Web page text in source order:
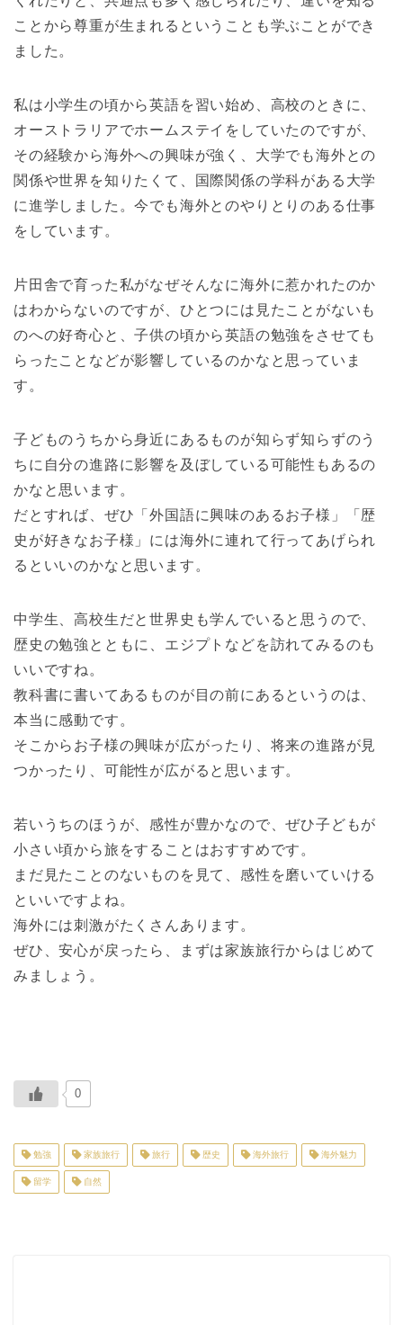
ことから尊重が生まれるということも学ぶことができ
ました。
私は小学生の頃から英語を習い始め、高校のときに、
オーストラリアでホームステイをしていたのですが、
その経験から海外への興味が強く、大学でも海外との
関係や世界を知りたくて、国際関係の学科がある大学
に進学しました。今でも海外とのやりとりのある仕事
をしています。
片田舎で育った私がなぜそんなに海外に惹かれたのか
はわからないのですが、ひとつには見たことがないも
のへの好奇心と、子供の頃から英語の勉強をさせても
らったことなどが影響しているのかなと思っていま
す。
子どものうちから身近にあるものが知らず知らずのう
ちに自分の進路に影響を及ぼしている可能性もあるの
かなと思います。
だとすれば、ぜひ「外国語に興味のあるお子様」「歴
史が好きなお子様」には海外に連れて行ってあげられ
るといいのかなと思います。
中学生、高校生だと世界史も学んでいると思うので、
歴史の勉強とともに、エジプトなどを訪れてみるのも
いいですね。
教科書に書いてあるものが目の前にあるというのは、
本当に感動です。
そこからお子様の興味が広がったり、将来の進路が見
つかったり、可能性が広がると思います。
若いうちのほうが、感性が豊かなので、ぜひ子どもが
小さい頃から旅をすることはおすすめです。
まだ見たことのないものを見て、感性を磨いていける
といいですよね。
海外には刺激がたくさんあります。
ぜひ、安心が戻ったら、まずは家族旅行からはじめて
みましょう。
0
勉強 家族旅行 旅行 歴史 海外旅行 海外魅力
留学 自然